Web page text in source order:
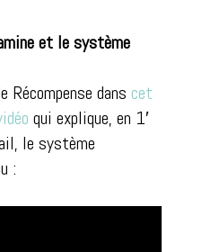
et le système
Récompense dans cet
qui explique, en 1′
le système
: